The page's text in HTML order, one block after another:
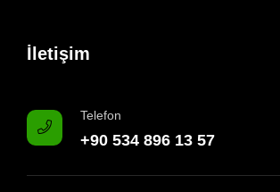
İletişim
Telefon
+90 534 896 13 57